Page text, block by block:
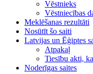
Vēstnieks
Vēstniecības
Meklēšanas rezultāti
Nosūtīt šo saiti
Latvijas un Ēģiptes
Atpakaļ
Tiesību akti,
Noderīgas saites